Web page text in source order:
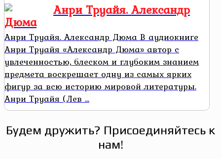
Анри Труайя. Александр
Дюма
Анри Труайя. Александр Дюма В аудиокниге
Анри Труайя «Александр Дюма» автор с
увлеченностью, блеском и глубоким знанием
предмета воскрешает одну из самых ярких
фигур за всю историю мировой литературы.
Анри Труайя (Лев ...
Будем дружить? Присоединяйтесь к
нам!